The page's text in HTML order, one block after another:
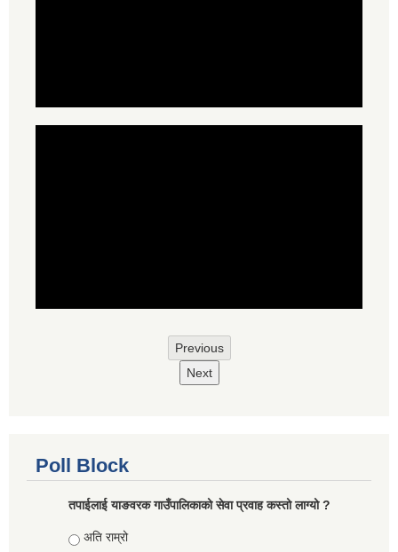
Previous
Next
Poll Block
तपाईलाई याङवरक गाउँपालिकाको सेवा प्रवाह कस्तो लाग्यो ?
Choices
अति राम्रो